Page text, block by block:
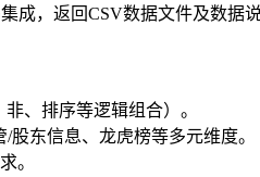
成，返回CSV数据文件及数据说
、排序等逻辑组合）。
东信息、龙虎榜等多元维度。
。